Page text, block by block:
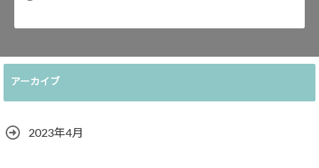
アーカイブ
2023年4月